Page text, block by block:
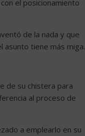
el posicionamiento
de la nada y que
asunto tiene más miga.
de su chistera para
al proceso de
a emplearlo en su